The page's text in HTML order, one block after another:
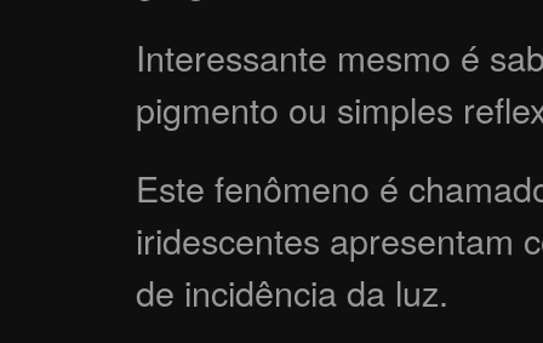
Interessante mesmo é
pigmento ou simples
Este fenômeno é
iridescentes apresentam
de incidência da luz.